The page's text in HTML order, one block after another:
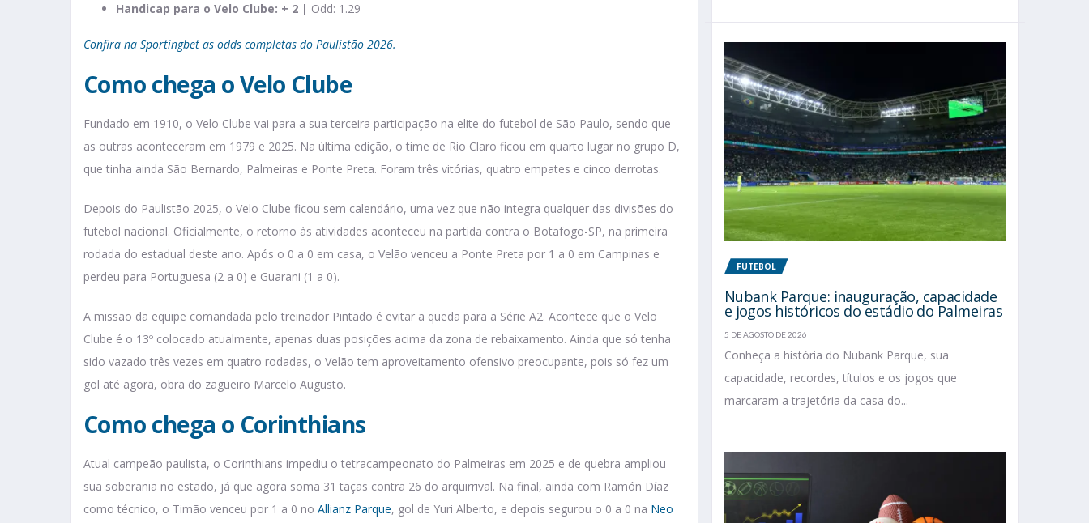
Handicap para o Velo Clube: + 2 | Odd: 1.29
Confira na Sportingbet as odds completas do Paulistão 2026.
Como chega o Velo Clube
Fundado em 1910, o Velo Clube vai para a sua terceira participação na elite do futebol de São Paulo, sendo que
as outras aconteceram em 1979 e 2025. Na última edição, o time de Rio Claro ficou em quarto lugar no grupo D,
que tinha ainda São Bernardo, Palmeiras e Ponte Preta. Foram três vitórias, quatro empates e cinco derrotas.
Depois do Paulistão 2025, o Velo Clube ficou sem calendário, uma vez que não integra qualquer das divisões do
futebol nacional. Oficialmente, o retorno às atividades aconteceu na partida contra o Botafogo-SP, na primeira
rodada do estadual deste ano. Após o 0 a 0 em casa, o Velão venceu a Ponte Preta por 1 a 0 em Campinas e
perdeu para Portuguesa (2 a 0) e Guarani (1 a 0).
A missão da equipe comandada pelo treinador Pintado é evitar a queda para a Série A2. Acontece que o Velo
Clube é o 13º colocado atualmente, apenas duas posições acima da zona de rebaixamento. Ainda que só tenha
sido vazado três vezes em quatro rodadas, o Velão tem aproveitamento ofensivo preocupante, pois só fez um
gol até agora, obra do zagueiro Marcelo Augusto.
Como chega o Corinthians
Atual campeão paulista, o Corinthians impediu o tetracampeonato do Palmeiras em 2025 e de quebra ampliou
sua soberania no estado, já que agora soma 31 taças contra 26 do arquirrival. Na final, ainda com Ramón Díaz
como técnico, o Timão venceu por 1 a 0 no Allianz Parque, gol de Yuri Alberto, e depois segurou o 0 a 0 na Neo
FUTEBOL
Nubank Parque: inauguração, capacidade
e jogos históricos do estádio do Palmeiras
5 DE AGOSTO DE 2026
Conheça a história do Nubank Parque, sua
capacidade, recordes, títulos e os jogos que
marcaram a trajetória da casa do...